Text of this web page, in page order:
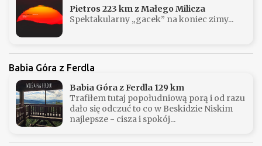
Pietros 223 km z Małego Milicza
Spektakularny „gacek” na koniec zimy...
Babia Góra z Ferdla
Babia Góra z Ferdla 129 km
Trafiłem tutaj popołudniową porą i od razu
dało się odczuć to co w Beskidzie Niskim
najlepsze - cisza i spokój...